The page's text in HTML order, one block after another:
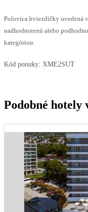
Polovica hviezdičky uvedená
nadhodnotenú alebo
kategóriou.
Kód ponuky: XME2SUT
Podobné hotely